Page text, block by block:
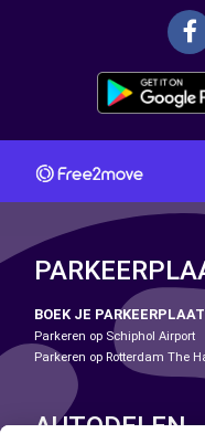
BOEK JE
Parkeren op Schiphol Airport
Parkeren op Rotterdam The
AUTODELEN